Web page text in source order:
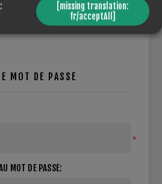
MOT DE PASSE
*
MOT DE PASSE:
[missing translation:
fr/acceptAll]